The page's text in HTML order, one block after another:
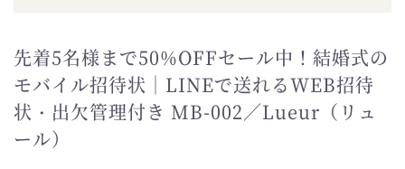
先着5名様まで50%OFFセール中！結婚式の
モバイル招待状｜LINEで送れるWEB招待
状・出欠管理付き MB-002／Lueur（リュ
ール）